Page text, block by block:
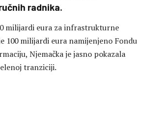
radnika.
milijardi eura za infrastrukturne
100 milijardi eura namijenjeno Fondu
Njemačka je jasno pokazala
tranziciji.